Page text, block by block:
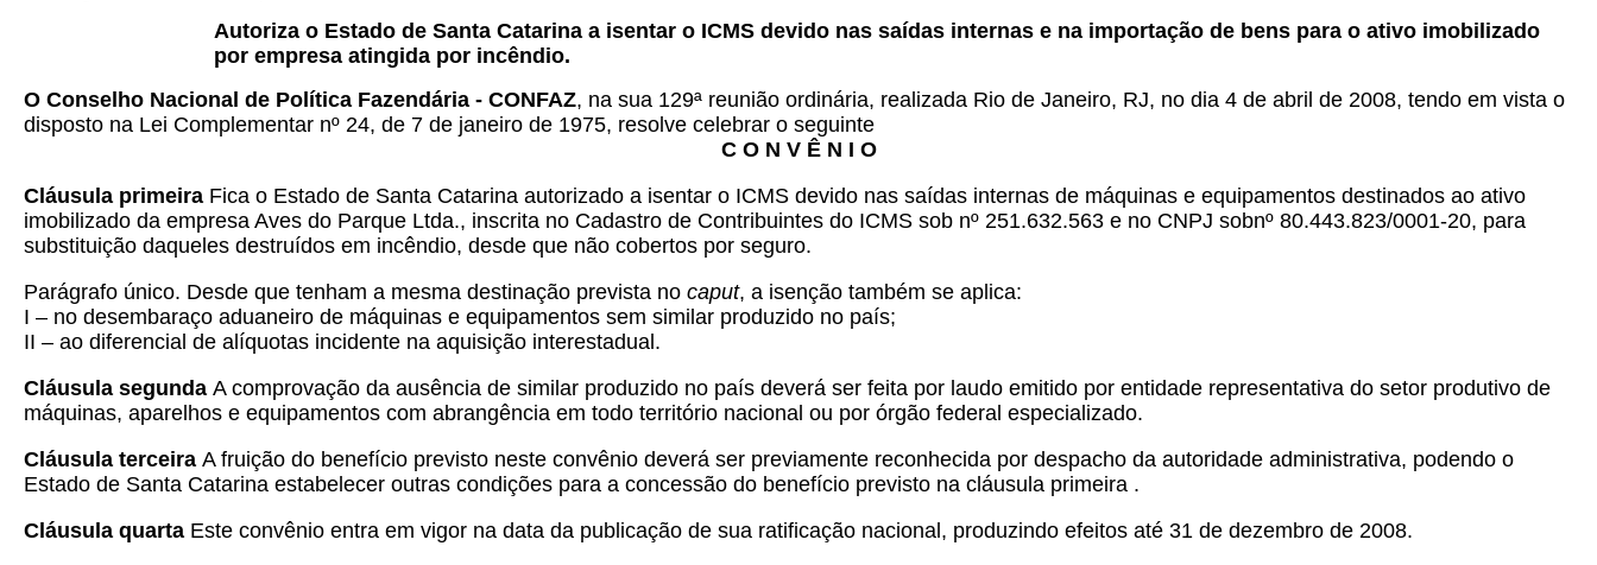
Autoriza o Estado de Santa Catarina a isentar o ICMS devido nas saídas internas e na importação de bens para o ativo imobilizado
por empresa atingida por incêndio.
O Conselho Nacional de Política Fazendária - CONFAZ, na sua 129ª reunião ordinária, realizada Rio de Janeiro, RJ, no dia 4 de abril de 2008, tendo em vista o
disposto na Lei Complementar nº 24, de 7 de janeiro de 1975, resolve celebrar o seguinte
C O N V Ê N I O
Cláusula primeira Fica o Estado de Santa Catarina autorizado a isentar o ICMS devido nas saídas internas de máquinas e equipamentos destinados ao ativo
imobilizado da empresa Aves do Parque Ltda., inscrita no Cadastro de Contribuintes do ICMS sob nº 251.632.563 e no CNPJ sobnº 80.443.823/0001-20, para
substituição daqueles destruídos em incêndio, desde que não cobertos por seguro.
Parágrafo único. Desde que tenham a mesma destinação prevista no caput, a isenção também se aplica:
I – no desembaraço aduaneiro de máquinas e equipamentos sem similar produzido no país;
II – ao diferencial de alíquotas incidente na aquisição interestadual.
Cláusula segunda A comprovação da ausência de similar produzido no país deverá ser feita por laudo emitido por entidade representativa do setor produtivo de
máquinas, aparelhos e equipamentos com abrangência em todo território nacional ou por órgão federal especializado.
Cláusula terceira A fruição do benefício previsto neste convênio deverá ser previamente reconhecida por despacho da autoridade administrativa, podendo o
Estado de Santa Catarina estabelecer outras condições para a concessão do benefício previsto na cláusula primeira .
Cláusula quarta Este convênio entra em vigor na data da publicação de sua ratificação nacional, produzindo efeitos até 31 de dezembro de 2008.